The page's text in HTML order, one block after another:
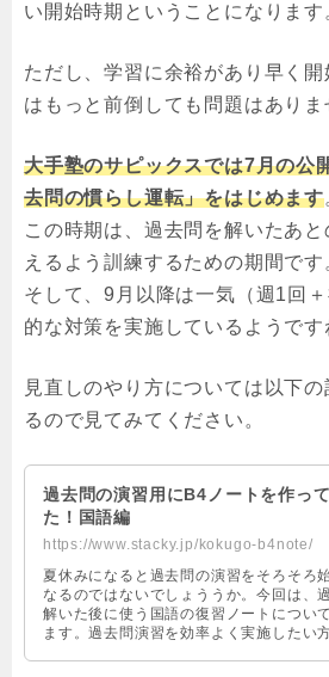
い開始時期ということになります
ただし、学習に余裕があり早く
はもっと前倒しても問題はありま
大手塾のサピックスでは7月の公
去問の慣らし運転」をはじめます
この時期は、過去問を解いたあ
えるよう訓練するための期間です
そして、9月以降は一気（週1回
的な対策を実施しているようです
見直しのやり方については以下
るので見てみてください。
過去問の演習用にB4ノートを作っ
た！国語編
https://www.stacky.jp/kokugo-b4note/
夏休みになると過去問の演習をそろそろ
なるのではないでしょううか。今回は、
解いた後に使う国語の復習ノートについ
ます。過去問演習を効率よく実施したい